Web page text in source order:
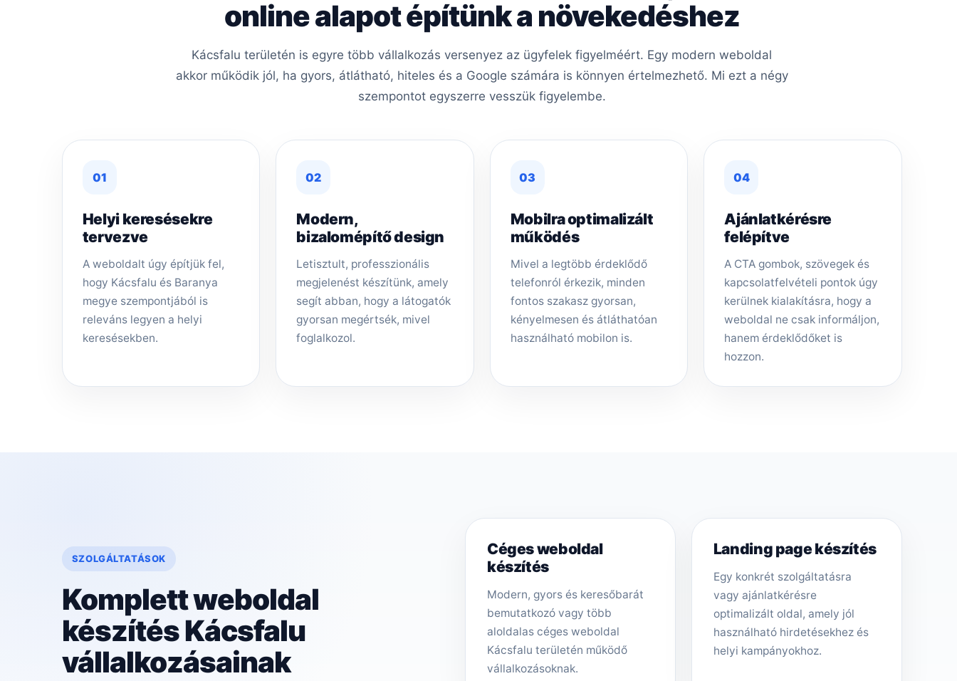
online alapot építünk a növekedéshez
Kácsfalu területén is egyre több vállalkozás versenyez az ügyfelek figyelméért. Egy modern weboldal
akkor működik jól, ha gyors, átlátható, hiteles és a Google számára is könnyen értelmezhető. Mi ezt a négy
szempontot egyszerre vesszük figyelembe.
01
Helyi keresésekre
tervezve
A weboldalt úgy építjük fel,
hogy Kácsfalu és Baranya
megye szempontjából is
releváns legyen a helyi
keresésekben.
02
Modern,
bizalomépítő design
Letisztult, professzionális
megjelenést készítünk, amely
segít abban, hogy a látogatók
gyorsan megértsék, mivel
foglalkozol.
03
Mobilra optimalizált
működés
Mivel a legtöbb érdeklődő
telefonról érkezik, minden
fontos szakasz gyorsan,
kényelmesen és átláthatóan
használható mobilon is.
04
Ajánlatkérésre
felépítve
A CTA gombok, szövegek és
kapcsolatfelvételi pontok úgy
kerülnek kialakításra, hogy a
weboldal ne csak informáljon,
hanem érdeklődőket is
hozzon.
SZOLGÁLTATÁSOK
Komplett weboldal
készítés Kácsfalu
vállalkozásainak
Céges weboldal
készítés
Modern, gyors és keresőbarát
bemutatkozó vagy több
aloldalas céges weboldal
Kácsfalu területén működő
vállalkozásoknak.
Landing page készítés
Egy konkrét szolgáltatásra
vagy ajánlatkérésre
optimalizált oldal, amely jól
használható hirdetésekhez és
helyi kampányokhoz.